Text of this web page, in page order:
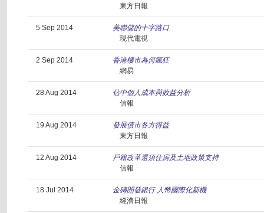
東方日報
5 Sep 2014
美聯儲的十字路口
現代電視
2 Sep 2014
香港樓市為何瘋狂
網易
28 Aug 2014
佔中個人成本與效益分析
信報
19 Aug 2014
發展債市各方得益
東方日報
12 Aug 2014
戶籍改革還須住房及土地政策支持
信報
18 Jul 2014
金磚開發銀行 人幣國際化新機
經濟日報